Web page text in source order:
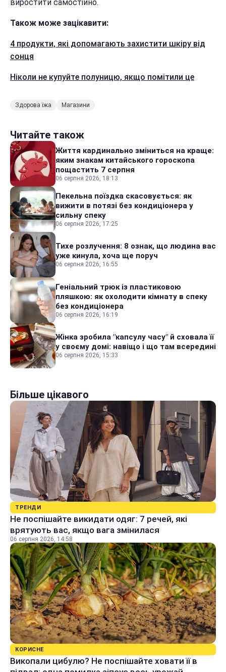
виростити самостійно.
Також може зацікавити:
4 продукти, які допомагають захистити шкіру від
сонця
Ніколи не купуйте полуницю, якщо помітили це
Здорова їжа Магазини
Читайте також
Життя кардинально зміниться на краще:
яким знакам китайського гороскопа
пощастить 7 серпня
06 серпня 2026, 18:13
Пекельна поїздка скасовується: як
вижити в потязі без кондиціонера у
сильну спеку
06 серпня 2026, 17:25
Тихе розлучення: 8 ознак, що людина вас
уже кинула, хоча ще поруч
06 серпня 2026, 16:55
Геніальний трюк із пластиковою
пляшкою: як охолодити кімнату в спеку
без кондиціонера
06 серпня 2026, 16:19
Жінка зробила "капсулу часу" й сховала її
у своєму домі: навіщо і що там всередині
06 серпня 2026, 15:33
Більше цікавого
ТРЕНДИ
Не поспішайте викидати одяг: 7 речей, які
врятують вас, якщо вага змінилася
06 серпня 2026, 14:58
КОРИСНЕ
Викопали цибулю? Не поспішайте ховати її в